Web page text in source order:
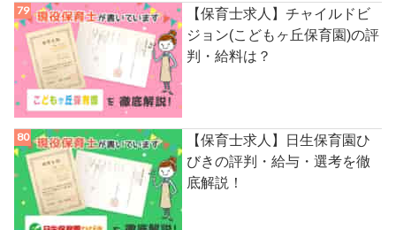
【保育士求人】チャイルドビ
ジョン(こどもヶ丘保育園)の評
判・給料は？
【保育士求人】日生保育園ひ
びきの評判・給与・選考を徹
底解説！